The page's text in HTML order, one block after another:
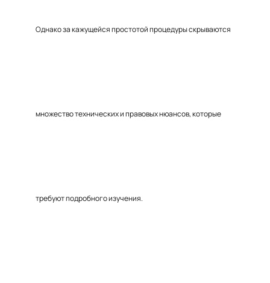
Однако за кажущейся простотой процедуры скрываются
множество технических и правовых нюансов, которые
требуют подробного изучения.